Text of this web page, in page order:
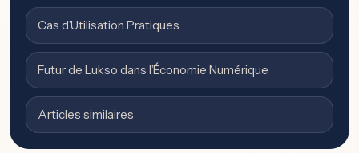
Cas d’Utilisation Pratiques
Futur de Lukso dans l’Économie Numérique
Articles similaires